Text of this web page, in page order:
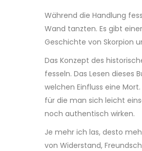
Während die Handlung
Wand tanzten. Es gibt
Geschichte von Skorpion
Das Konzept des
fesseln. Das Lesen dieses
welchen Einfluss eine
für die man sich leicht
noch authentisch wirken.
Je mehr ich las, desto
von Widerstand,